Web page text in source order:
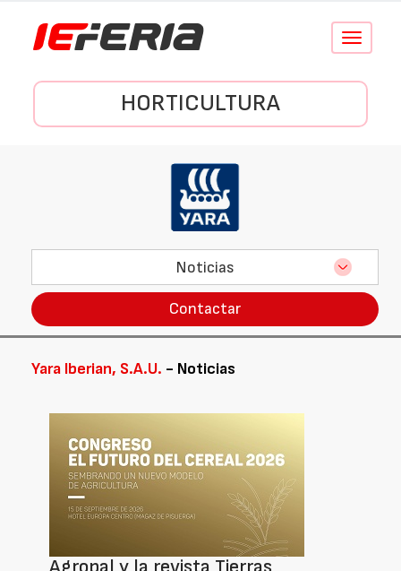
Conmutar
HORTICULTURA
Noticias
Contactar
Yara Iberian, S.A.U. - Noticias